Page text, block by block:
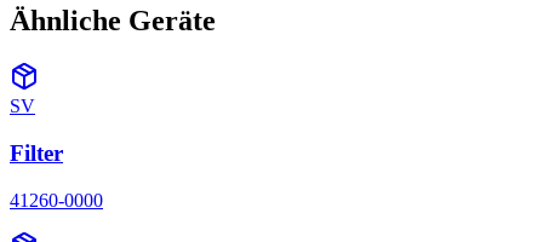
Ähnliche Geräte
SV
Filter
41260-0000